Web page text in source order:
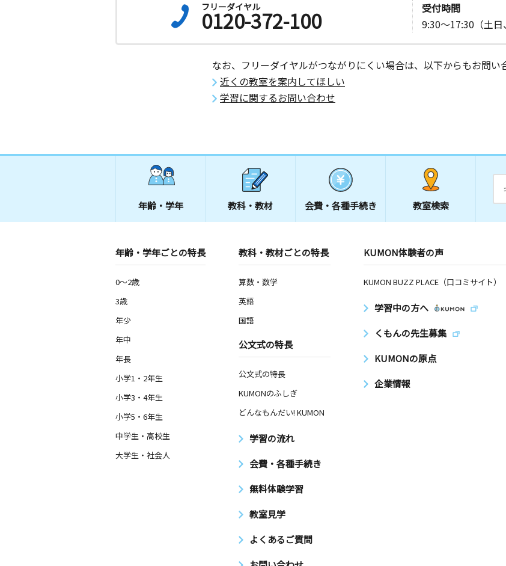
フリーダイヤル
0120-372-100
受付時間
9:30～17:30（土日
なお、フリーダイヤルがつながりにくい場合は、以下からもお問い
近くの教室を案内してほしい
学習に関するお問い合わせ
年齢・学年 教科・教材 会費・ 各種手続き 教室検索
年齢・学年ごとの特長
0～2歳
3歳
年少
年中
年長
小学1・2年生
小学3・4年生
小学5・6年生
中学生・高校生
大学生・社会人
教科・教材ごとの特長
算数・数学
英語
国語
公文式の特長
公文式の特長
KUMONのふしぎ
どんなもんだい! KUMON
学習の流れ
会費・各種手続き
無料体験学習
教室見学
よくあるご質問
KUMON体験者の声
KUMON BUZZ PLACE（口コミサイト）
学習中の方へ
くもんの先生募集
KUMONの原点
企業情報